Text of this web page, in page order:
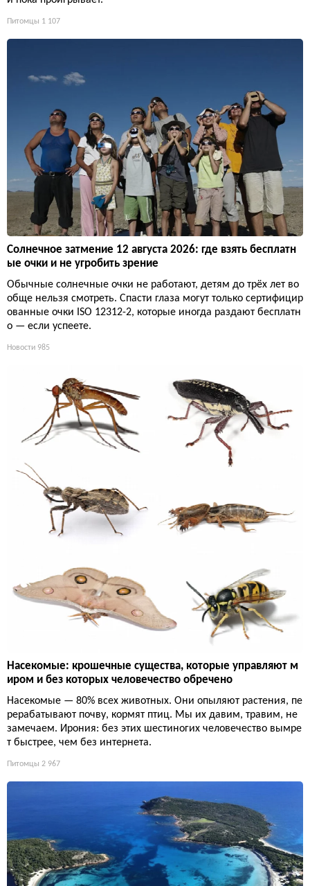
Питомцы 1 107
Солнечное затмение 12 августа 2026: где взять бесплатн
ые очки и не угробить зрение
Обычные солнечные очки не работают, детям до трёх лет во
обще нельзя смотреть. Спасти глаза могут только сертифицир
ованные очки ISO 12312-2, которые иногда раздают бесплатн
о — если успеете.
Новости 985
Насекомые: крошечные существа, которые управляют м
иром и без которых человечество обречено
Насекомые — 80% всех животных. Они опыляют растения, пе
рерабатывают почву, кормят птиц. Мы их давим, травим, не
замечаем. Ирония: без этих шестиногих человечество вымре
т быстрее, чем без интернета.
Питомцы 2 967